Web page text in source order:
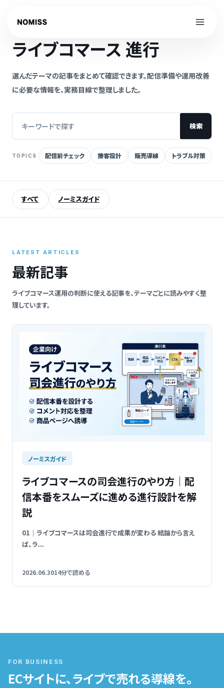
ライブコマース 進行
選んだテーマの記事をまとめて確認できます。配信準備や運用改善
に必要な情報を、実務目線で整理しました。
事
検索
TOPICS 配信前チェック 接客設計 販売導線 トラブル対策
すべて ノーミスガイド
LATEST ARTICLES
最新記事
ライブコマース運用の判断に使える記事を、テーマごとに読みやすく整
理しています。
ノーミスガイド
ライブコマースの司会進行のやり方｜配
信本番をスムーズに進める進行設計を解
説
01｜ライブコマースは司会進行で成果が変わる 結論から言え
ば、ラ...
2026.06.3014分で読める
FOR BUSINESS
ECサイトに、ライブで売れる導線を。